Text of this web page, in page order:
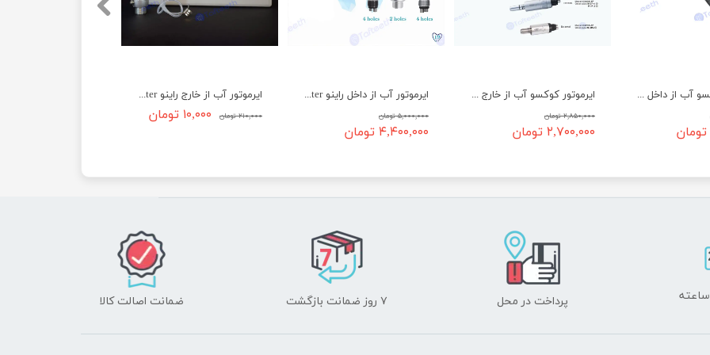
ایرموتور آب از خارج راینو Rhino Air Motor External Water
۲۱۰,۰۰۰ تومان ۱۰,۰۰۰ تومان
ایرموتور آب از داخل راینو Rhino Air Motor Internal Water
۵,۰۰۰,۰۰۰ تومان
۴,۴۰۰,۰۰۰ تومان
ایرموتور کوکسو آب از خارج Coxo Air Motor CX235 M-3F
۲,۸۵۰,۰۰۰ تومان
۲,۷۰۰,۰۰۰ تومان
ایرموتور کوکسو آب از داخل Coxo Air Motor CX235 M-3B
پرداخت در محل ۷ روز ضمانت بازگشت ضمانت اصالت کالا